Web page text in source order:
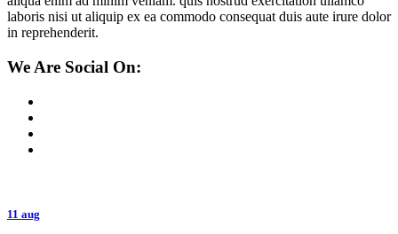
laboris nisi ut aliquip ex ea commodo consequat duis aute irure dolor
in reprehenderit.
We Are Social On:
11 aug